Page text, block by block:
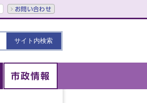
お問い合わせ
市政情報